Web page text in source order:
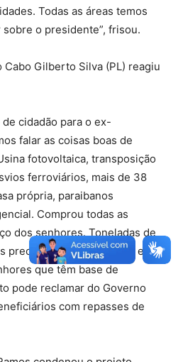
Todas as áreas temos
o presidente”, frisou.
Gilberto Silva (PL) reagiu
cidadão para o ex-
falar as coisas boas de
fotovoltaica, transposição
ferroviários, mais de 38
própria, paraibanos
Comprou todas as
dos senhores. Toneladas de
precisa. É importante dar esse
que têm base de
pode reclamar do Governo
com repasses de